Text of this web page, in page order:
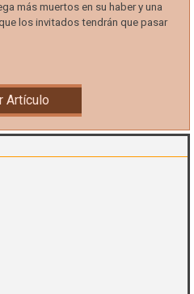
más muertos en su haber y una
los invitados tendrán que pasar
Artículo